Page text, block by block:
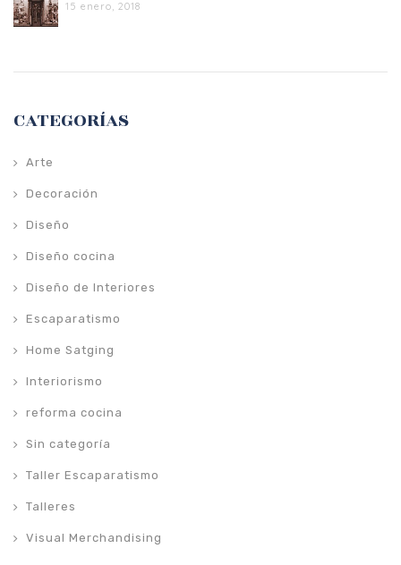
15 enero, 2018
CATEGORÍAS
Arte
Decoración
Diseño
Diseño cocina
Diseño de Interiores
Escaparatismo
Home Satging
Interiorismo
reforma cocina
Sin categoría
Taller Escaparatismo
Talleres
Visual Merchandising